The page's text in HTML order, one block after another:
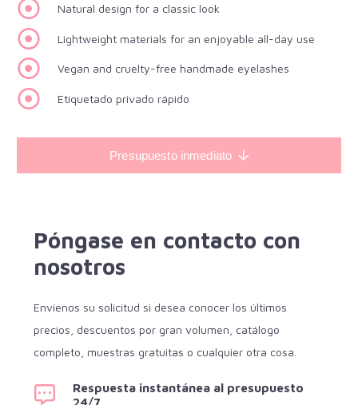
Natural design for a classic look
Lightweight materials for an enjoyable all-day use
Vegan and cruelty-free handmade eyelashes
Etiquetado privado rápido
Presupuesto inmediato
Póngase en contacto con
nosotros
Envíenos su solicitud si desea conocer los últimos
precios, descuentos por gran volumen, catálogo
completo, muestras gratuitas o cualquier otra cosa.
Respuesta instantánea al presupuesto
24/7